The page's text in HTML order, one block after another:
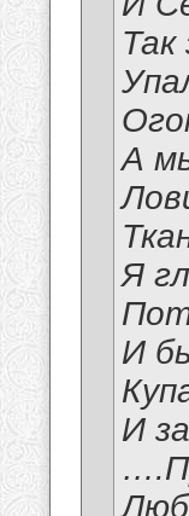
А
Я
И
И